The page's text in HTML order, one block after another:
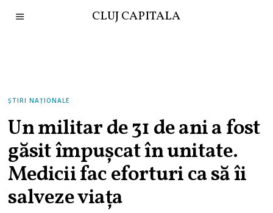
CLUJ CAPITALA
ȘTIRI NAȚIONALE
Un militar de 31 de ani a fost
găsit împuşcat în unitate.
Medicii fac eforturi ca să îi
salveze viaţa